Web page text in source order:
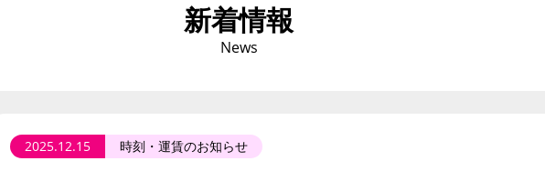
新着情報
News
2025.12.15 時刻・運賃のお知らせ